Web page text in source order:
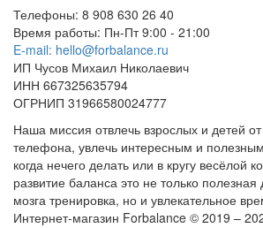
Телефоны: 8 908 630 26 40
Время работы: Пн-Пт 9:00 - 21:00
E-mail: hello@forbalance.ru
ИП Чусов Михаил Николаевич
ИНН 667325635794
ОГРНИП 31966580024777
Наша миссия отвлечь взрослых и детей
телефона, увлечь интересным и
когда нечего делать или в кругу весёлой
развитие баланса это не только
мозга тренировка, но и увлекательное
Интернет-магазин Forbalance © 2019 –